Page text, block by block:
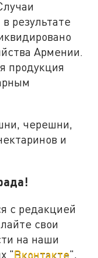
результате
Армении.
продукция
черешни,
и
с редакцией
свои
на наши
"Вконтакте",